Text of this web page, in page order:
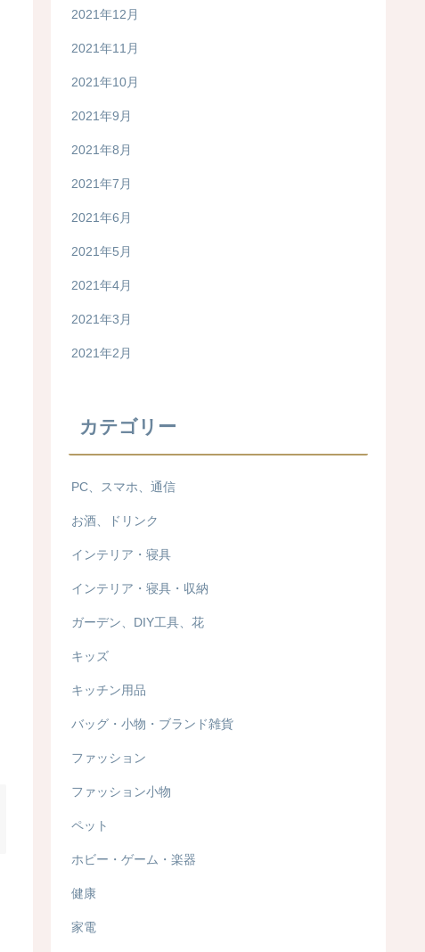
2021年12月
2021年11月
2021年10月
2021年9月
2021年8月
2021年7月
2021年6月
2021年5月
2021年4月
2021年3月
2021年2月
カテゴリー
PC、スマホ、通信
お酒、ドリンク
インテリア・寝具
インテリア・寝具・収納
ガーデン、DIY工具、花
キッズ
キッチン用品
バッグ・小物・ブランド雑貨
ファッション
ファッション小物
ペット
ホビー・ゲーム・楽器
健康
家電